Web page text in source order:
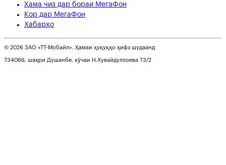
Ҳама чиз дар бораи МегаФон
Кор дар МегаФон
Хабарҳо
© 2026 ЗАО «ТТ-Мобайл». Ҳамаи ҳуқуқҳо ҳифз шудаанд
734066, шаҳри Душанбе, кӯчаи Н.Хувайдуллоева 73/2